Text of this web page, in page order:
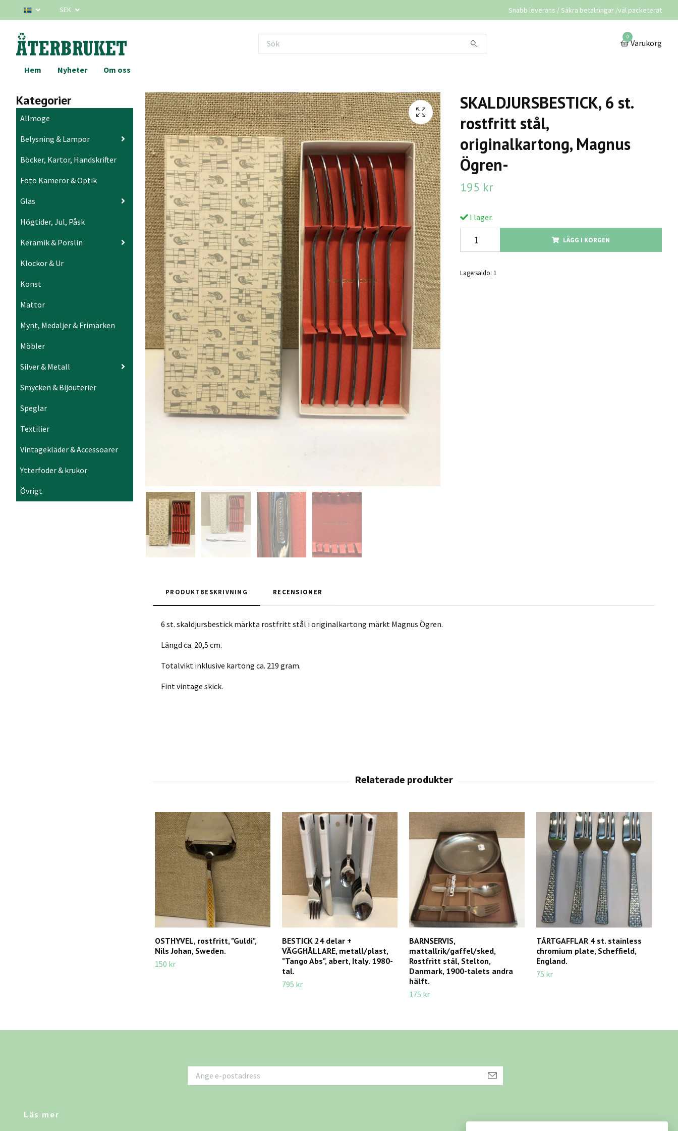
SEK Snabb leverans / Säkra betalningar /väl packeterat
0
Varukorg
Hem Nyheter Om oss
Kategorier
Allmoge
Belysning & Lampor
Böcker, Kartor, Handskrifter
Foto Kameror & Optik
Glas
Högtider, Jul, Påsk
Keramik & Porslin
Klockor & Ur
Konst
Mattor
Mynt, Medaljer & Frimärken
Möbler
Silver & Metall
Smycken & Bijouterier
Speglar
Textilier
Vintagekläder & Accessoarer
Ytterfoder & krukor
Övrigt
SKALDJURSBESTICK, 6 st.
rostfritt stål,
originalkartong, Magnus
Ögren-
195 kr
I lager.
LÄGG I KORGEN
Lagersaldo: 1
PRODUKTBESKRIVNING RECENSIONER
6 st. skaldjursbestick märkta rostfritt stål i originalkartong märkt Magnus Ögren.
Längd ca. 20,5 cm.
Totalvikt inklusive kartong ca. 219 gram.
Fint vintage skick.
OSTHYVEL, rostfritt, "Guldi",
Nils Johan, Sweden.
150 kr
BESTICK 24 delar +
VÄGGHÅLLARE, metall/plast,
"Tango Abs", abert, Italy. 1980-
tal.
795 kr
BARNSERVIS,
mattallrik/gaffel/sked,
Rostfritt stål, Stelton,
Danmark, 1900-talets andra
hälft.
175 kr
TÅRTGAFFLAR 4 st. stainless
chromium plate, Scheffield,
England.
75 kr
Läs mer